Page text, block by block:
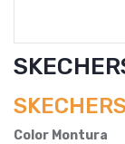
Color Montura